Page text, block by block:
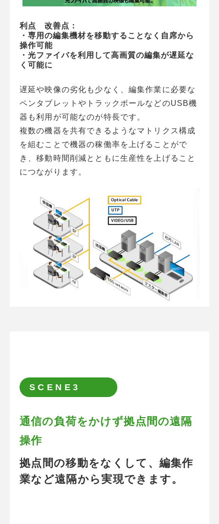
利点　改善点：
・専用の編集機材を移動することなく自席から
操作可能
・光ファイバを利用して高画質の編集が遅延な
く可能に
遅延や映像の劣化も少なく、編集作業に必要な
ペンタブレットやトラックボールなどのUSB機
器も利用が可能なのが特長です。
複数の機器を共有できるようなマトリクス構成
を組むことで機器の稼働率を上げることがで
き、移動時間削減とともに生産性を上げること
につながります。
SCENE3
通信の負荷をかけず拠点間の遠隔
操作
拠点間の移動をなくして、編集作
業など遠隔から実現できます。